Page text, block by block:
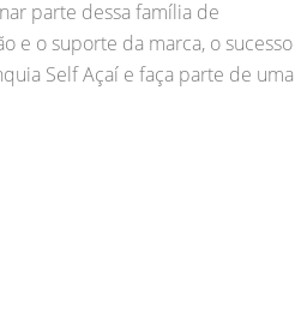
parte dessa família de
e o suporte da marca, o sucesso
Self Açaí e faça parte de uma